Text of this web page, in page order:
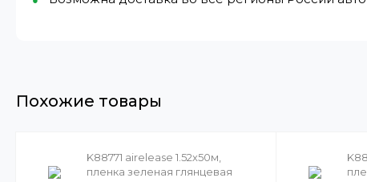
Похожие товары
K88771 airelease 1.52х50м,
пленка зеленая глянцевая